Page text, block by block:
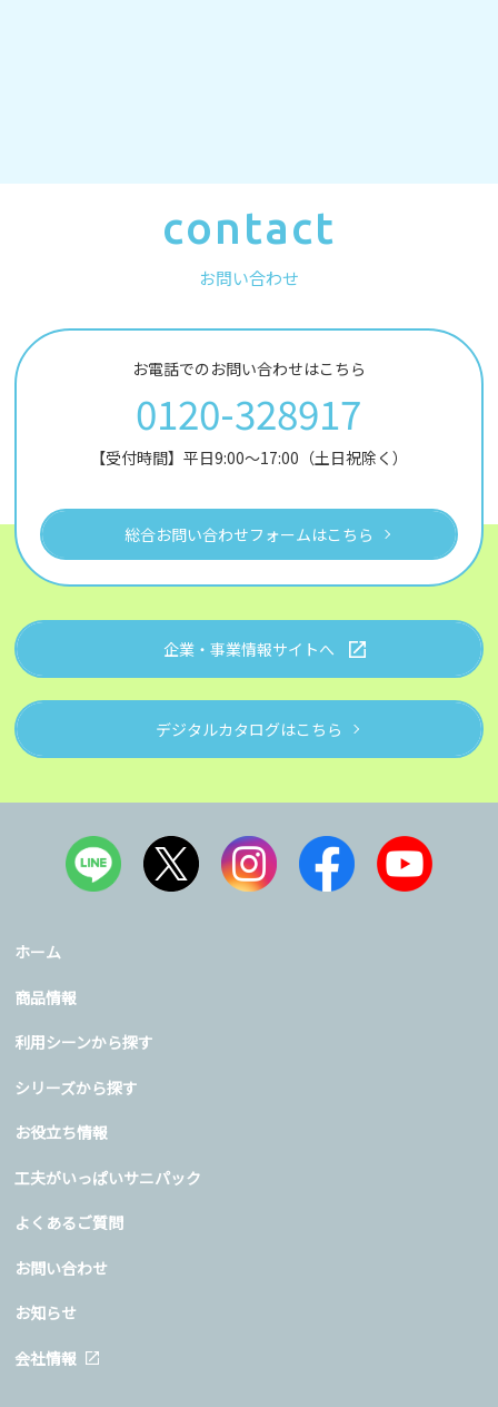
contact
お問い合わせ
お電話でのお問い合わせはこちら
0120-328917
【受付時間】平日9:00～17:00（土日祝除く）
総合お問い合わせフォームはこちら
企業・事業情報サイトへ
デジタルカタログはこちら
ホーム
商品情報
利用シーンから探す
シリーズから探す
お役立ち情報
工夫がいっぱいサニパック
よくあるご質問
お問い合わせ
お知らせ
会社情報